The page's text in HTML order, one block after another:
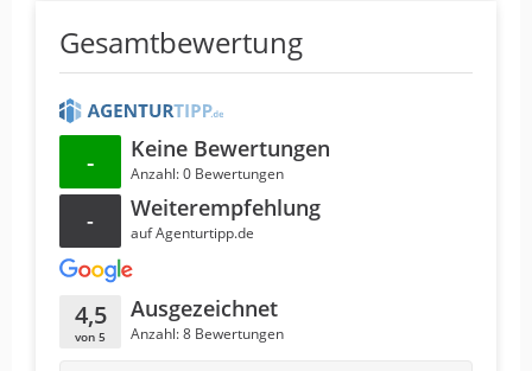
Gesamtbewertung
- Keine Bewertungen
Anzahl: 0 Bewertungen
- Weiterempfehlung
auf Agenturtipp.de
4,5
von 5
Ausgezeichnet
Anzahl: 8 Bewertungen